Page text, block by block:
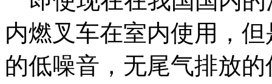
内燃叉车在室内使用，
的低噪音，无尾气排放